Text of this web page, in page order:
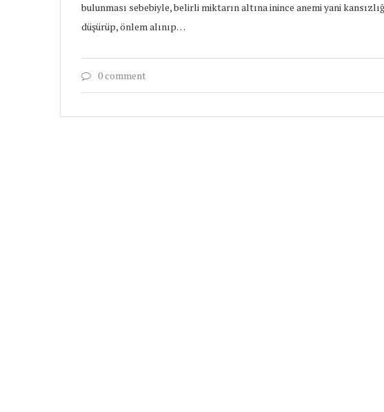
bulunması sebebiyle, belirli miktarın altına inince anemi yani
düşürüp, önlem alınıp…
0 comment